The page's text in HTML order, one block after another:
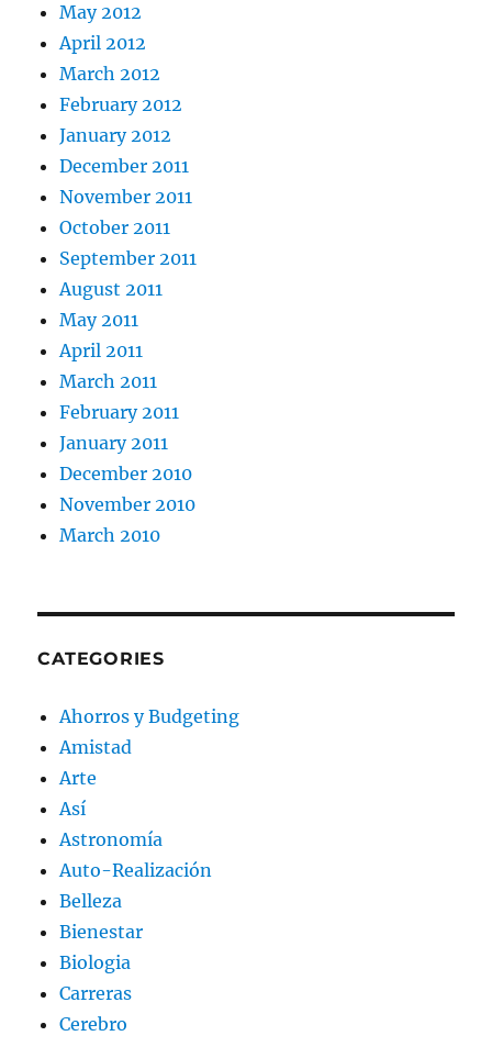
May 2012
April 2012
March 2012
February 2012
January 2012
December 2011
November 2011
October 2011
September 2011
August 2011
May 2011
April 2011
March 2011
February 2011
January 2011
December 2010
November 2010
March 2010
CATEGORIES
Ahorros y Budgeting
Amistad
Arte
Así
Astronomía
Auto-Realización
Belleza
Bienestar
Biologia
Carreras
Cerebro